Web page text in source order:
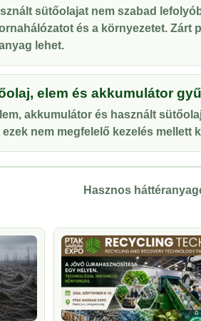
sütőolajat nem szabad
és a környezetet. Zárt
lehet.
elem és akkumulátor
akkumulátor és használt
ezek nem megfelelő kezelés mellett
Hasznos